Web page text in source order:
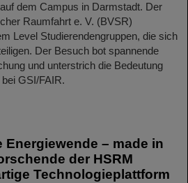
dem Campus in Darmstadt. Der
Raumfahrt e. V. (BVSR)
Level Studierendengruppen, die sich
Der Besuch bot spannende
und unterstrich die Bedeutung
GSI/FAIR.
Energiewende – made in
der HSRM
Technologieplattform